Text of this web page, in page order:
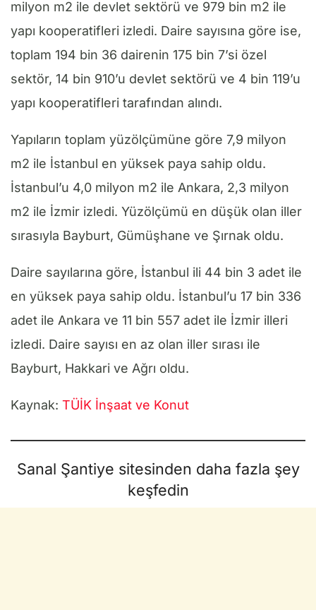
milyon m2 ile devlet sektörü ve 979 bin m2 ile
yapı kooperatifleri izledi. Daire sayısına göre ise,
toplam 194 bin 36 dairenin 175 bin 7’si özel
sektör, 14 bin 910’u devlet sektörü ve 4 bin 119’u
yapı kooperatifleri tarafından alındı.
Yapıların toplam yüzölçümüne göre 7,9 milyon
m2 ile İstanbul en yüksek paya sahip oldu.
İstanbul’u 4,0 milyon m2 ile Ankara, 2,3 milyon
m2 ile İzmir izledi. Yüzölçümü en düşük olan iller
sırasıyla Bayburt, Gümüşhane ve Şırnak oldu.
Daire sayılarına göre, İstanbul ili 44 bin 3 adet ile
en yüksek paya sahip oldu. İstanbul’u 17 bin 336
adet ile Ankara ve 11 bin 557 adet ile İzmir illeri
izledi. Daire sayısı en az olan iller sırası ile
Bayburt, Hakkari ve Ağrı oldu.
Kaynak: TÜİK İnşaat ve Konut
Sanal Şantiye sitesinden daha fazla şey
keşfedin